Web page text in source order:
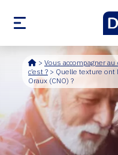
Accueil
> Vous accompagner
c’est ? > Quelle texture
Oraux (CNO) ?